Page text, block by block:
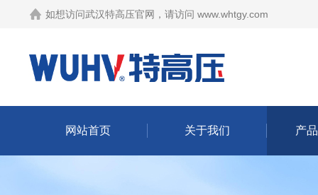
如想访问武汉特高压官网，请访问 www.whtgy.com
网站首页 关于我们 产